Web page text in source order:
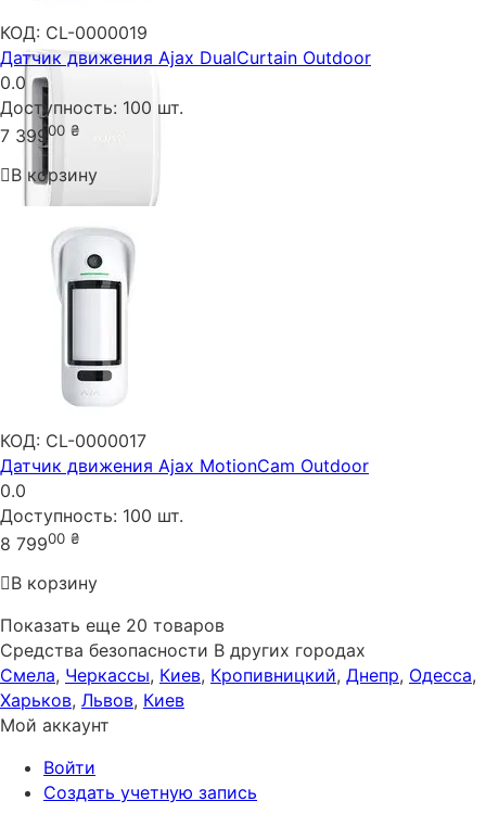
КОД: CL-0000019
Датчик движения Ajax DualCurtain Outdoor
0.0
Доступность: 100 шт.
7 39900 ₴
В корзину
КОД: CL-0000017
Датчик движения Ajax MotionCam Outdoor
0.0
Доступность: 100 шт.
8 79900 ₴
В корзину
Показать еще 20 товаров
Средства безопасности В других городах
Смела, Черкассы, Киев, Кропивницкий, Днепр, Одесса,
Харьков, Львов, Киев
Мой аккаунт
Войти
Создать учетную запись